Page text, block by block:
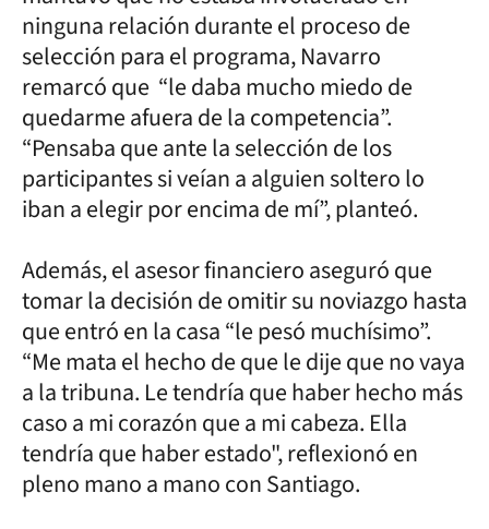
ninguna relación durante el proceso de
selección para el programa, Navarro
remarcó que “le daba mucho miedo de
quedarme afuera de la competencia”.
“Pensaba que ante la selección de los
participantes si veían a alguien soltero lo
iban a elegir por encima de mí”, planteó.
Además, el asesor financiero aseguró que
tomar la decisión de omitir su noviazgo hasta
que entró en la casa “le pesó muchísimo”.
“Me mata el hecho de que le dije que no vaya
a la tribuna. Le tendría que haber hecho más
caso a mi corazón que a mi cabeza. Ella
tendría que haber estado", reflexionó en
pleno mano a mano con Santiago.